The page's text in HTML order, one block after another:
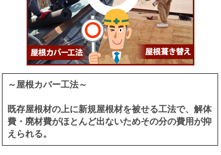
～屋根カバー工法～
既存屋根材の上に新規屋根材を被せる工法で、解体
費・廃材費がほとんど出ないためその分の費用が抑
えられる。